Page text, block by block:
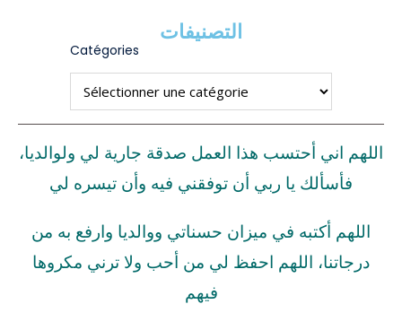
التصنيفات
Catégories
اللهم اني أحتسب هذا العمل صدقة جارية لي ولوالديا،
فأسألك يا ربي أن توفقني فيه وأن تيسره لي
اللهم أكتبه في ميزان حسناتي ووالديا وارفع به من
درجاتنا، اللهم احفظ لي من أحب ولا ترني مكروها
فيهم